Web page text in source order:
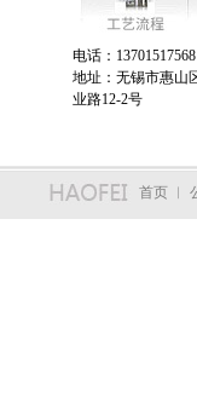
电话：13701517568
地址：无锡市惠山
业路12-2号
首页